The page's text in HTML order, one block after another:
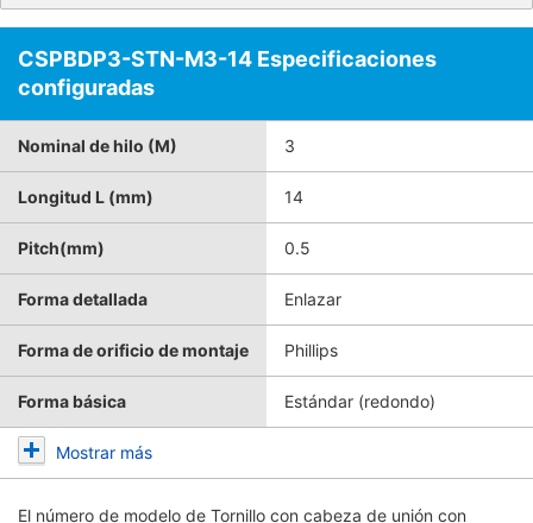
CSPBDP3-STN-M3-14 Especificaciones
configuradas
Nominal de hilo (M) 3
Longitud L (mm) 14
Pitch(mm) 0.5
Forma detallada Enlazar
Forma de orificio de montaje Phillips
Forma básica Estándar (redondo)
Mostrar más
El número de modelo de Tornillo con cabeza de unión con